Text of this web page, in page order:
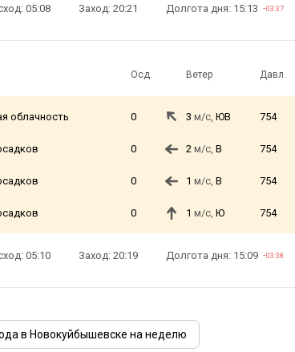
05:08 Заход: 20:21 Долгота дня: 15:13 −03:37
Осд. Ветер Давл.
облачность 0 3 м/с, ЮВ 754
0 2 м/с, В 754
0 1 м/с, В 754
0 1 м/с, Ю 754
05:10 Заход: 20:19 Долгота дня: 15:09 −03:38
в Новокуйбышевске на неделю